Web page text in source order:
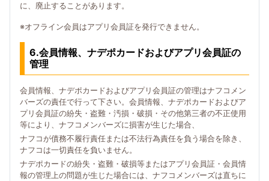
に、廃止することがあります。
※オフライン会員はアプリ会員証を発行できません。
6.会員情報、ナデポカードおよびアプリ会員証の
管理
会員情報、ナデポカードおよびアプリ会員証の管理はナフコメン
バーズの責任で行って下さい。会員情報、ナデポカードおよびア
プリ会員証の紛失・盗難・汚損・破損・その他第三者の不正使用
等により、ナフコメンバーズに損害が生じた場合、
ナフコが債務不履行責任または不法行為責任を負う場合を除き、
ナフコは一切責任を負いません。
ナデポカードの紛失・盗難・破損等またはアプリ会員証・会員情
報の管理上の問題が生じた場合には、ナフコメンバーズは直ちに